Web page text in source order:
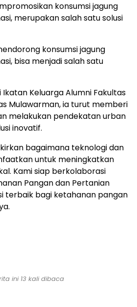
konsumsi jagung
merupakan salah satu solusi
konsumsi jagung
bisa menjadi salah satu
Keluarga Alumni Fakultas
Mulawarman, ia turut memberi
melakukan pendekatan urban
inovatif.
bagaimana teknologi dan
untuk meningkatkan
Kami siap berkolaborasi
Pangan dan Pertanian
terbaik bagi ketahanan pangan
ini 13 kali dibaca